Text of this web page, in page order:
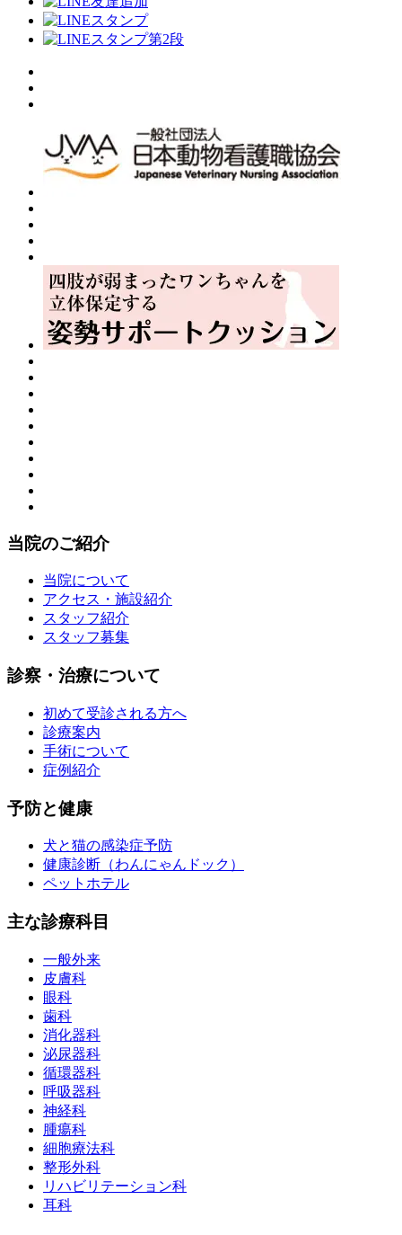
当院のご紹介
当院について
アクセス・施設紹介
スタッフ紹介
スタッフ募集
診察・治療について
初めて受診される方へ
診療案内
手術について
症例紹介
予防と健康
犬と猫の感染症予防
健康診断（わんにゃんドック）
ペットホテル
主な診療科目
一般外来
皮膚科
眼科
歯科
消化器科
泌尿器科
循環器科
呼吸器科
神経科
腫瘍科
細胞療法科
整形外科
リハビリテーション科
耳科